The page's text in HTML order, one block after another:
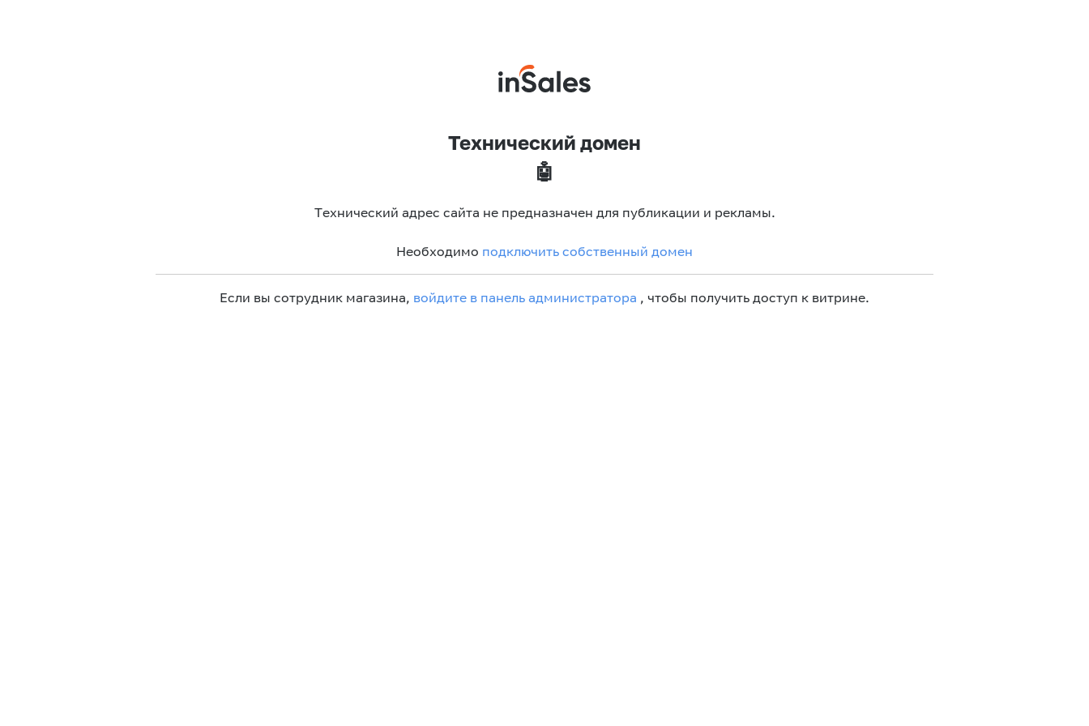
Технический домен
🤖
Технический адрес сайта не предназначен для публикации и рекламы.
Необходимо подключить собственный домен
Если вы сотрудник магазина, войдите в панель администратора , чтобы получить доступ к витрине.